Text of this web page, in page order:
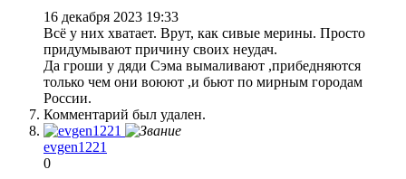
16 декабря 2023 19:33
Всё у них хватает. Врут, как сивые мерины. Просто
придумывают причину своих неудач.
Да гроши у дяди Сэма вымаливают ,прибедняются
только чем они воюют ,и бьют по мирным городам
России.
Комментарий был удален.
evgen1221
0